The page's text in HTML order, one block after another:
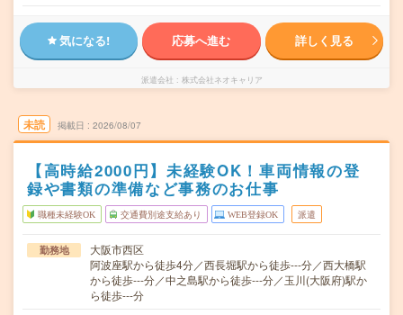
気になる! 応募へ進む 詳しく見る
派遣会社 株式会社ネオキャリア
未読 掲載日 2026/08/07
【高時給2000円】未経験OK！車両情報の登
録や書類の準備など事務のお仕事
職種未経験OK 交通費別途支給あり WEB登録OK 派遣
勤務地
大阪市西区
阿波座駅から徒歩4分／西長堀駅から徒歩---分／西大橋駅
から徒歩---分／中之島駅から徒歩---分／玉川(大阪府)駅か
ら徒歩---分